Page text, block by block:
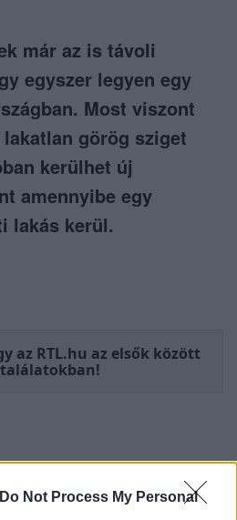
Do Not Process My Personal
már az is távoli
egyszer legyen egy
Most viszont
görög sziget
kerülhet új
amennyibe egy
lakás kerül.
az RTL.hu az elsők között
találatokban!